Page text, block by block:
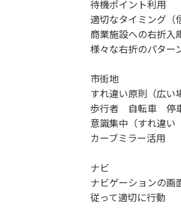
待機ポイント利用
適切なタイミング（
商業施設への右折入
様々な右折のパタ
市街地
すれ違い原則（広
歩行者 自転車 停
意識集中（すれ違
カーブミラー活用
ナビ
ナビゲーションの画
従って適切に行動